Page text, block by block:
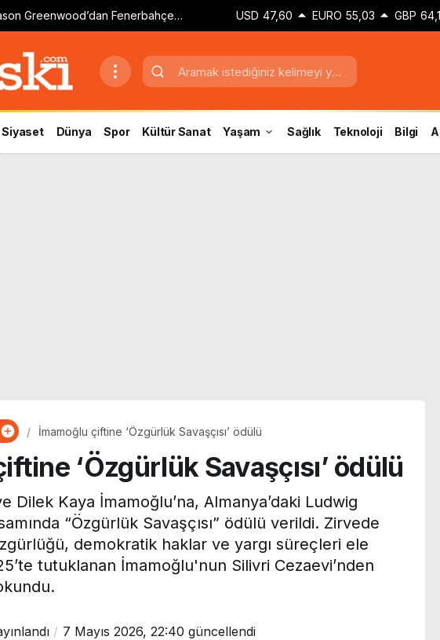
Greenwood’dan Fenerbahçe USD 47,60 EURO 55,03 GBP
Siyaset Dünya Spor Kültür Sanat Yaşam Sağlık Teknoloji Bilgi
İmamoğlu çiftine ‘Özgürlük Savaşçısı’ ödülü
‘Özgürlük Savaşçısı’ ödülü
Dilek Kaya İmamoğlu’na, Almanya’daki Ludwig
“Özgürlük Savaşçısı” ödülü verildi. Zirvede
demokratik haklar ve yargı süreçleri ele
tutuklanan İmamoğlu'nun Silivri Cezaevi’nden
7 Mayıs 2026, 22:40 güncellendi